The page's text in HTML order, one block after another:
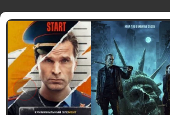
Previous